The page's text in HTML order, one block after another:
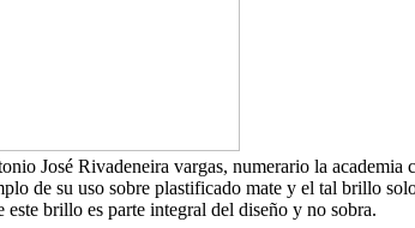
José Rivadeneira vargas, numerario la academia
de su uso sobre plastificado mate y el tal brillo
este brillo es parte integral del diseño y no sobra.